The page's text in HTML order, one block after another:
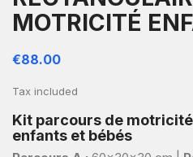
MOTRICITÉ
€88.00
Tax included
Kit parcours de
enfants et bébés